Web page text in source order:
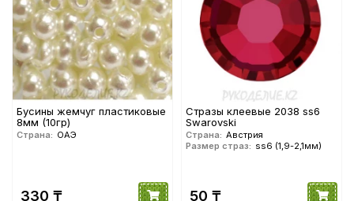
Бусины жемчуг пластиковые
8мм (10гр)
Страна: ОАЭ
330 ₸
Cтразы клеевые 2038 ss6
Swarovski
Страна: Австрия
Размер страз: ss6 (1,9-2,1мм)
50 ₸